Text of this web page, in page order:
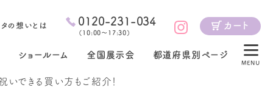
の想いとは 0120-231-034
（ 10:00～17:30 ）
カート
ショールーム 全国展示会 都道府県別ページ
MENU
いできる買い方もご紹介！